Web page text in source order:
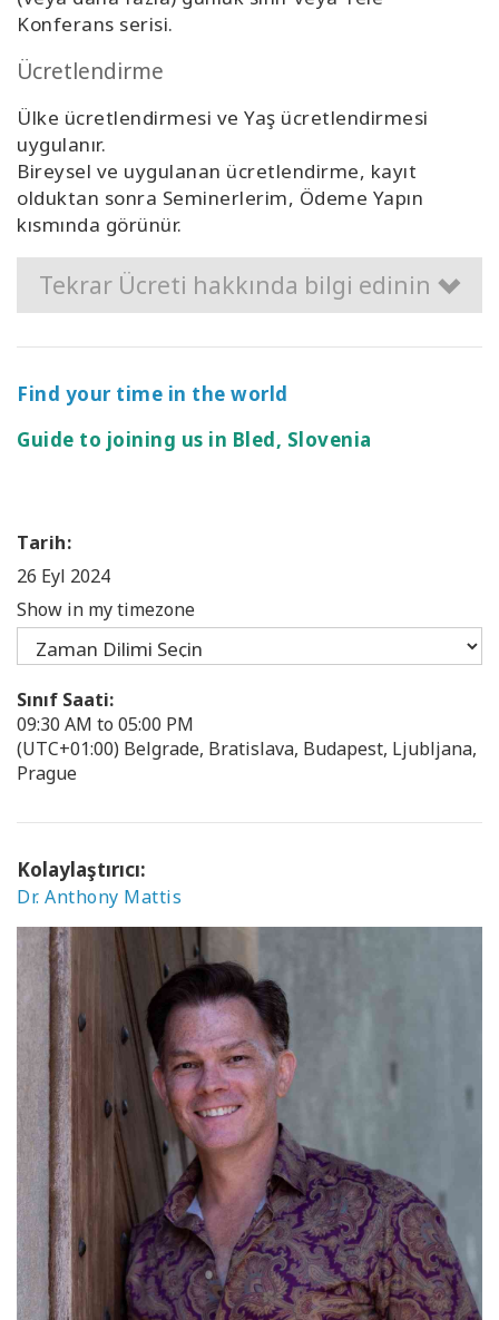
Konferans serisi.
Ücretlendirme
Ülke ücretlendirmesi ve Yaş ücretlendirmesi
uygulanır.
Bireysel ve uygulanan ücretlendirme, kayıt
olduktan sonra Seminerlerim, Ödeme Yapın
kısmında görünür.
Tekrar Ücreti hakkında bilgi edinin
Find your time in the world
Guide to joining us in Bled, Slovenia
Tarih:
26 Eyl 2024
Show in my timezone
Sınıf Saati:
09:30 AM to 05:00 PM
(UTC+01:00) Belgrade, Bratislava, Budapest, Ljubljana,
Prague
Kolaylaştırıcı:
Dr. Anthony Mattis